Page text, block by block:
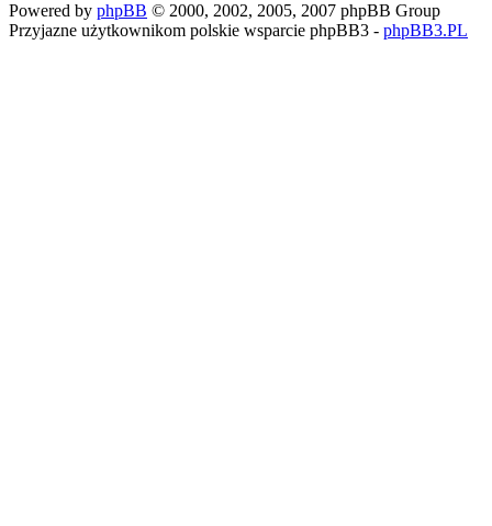
Powered by phpBB © 2000, 2002, 2005, 2007 phpBB Group
Przyjazne użytkownikom polskie wsparcie phpBB3 - phpBB3.PL